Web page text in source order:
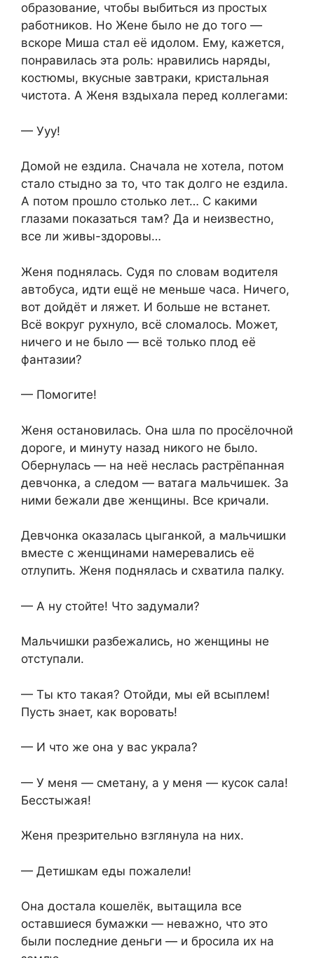
образование, чтобы выбиться из простых
работников. Но Жене было не до того —
вскоре Миша стал её идолом. Ему, кажется,
понравилась эта роль: нравились наряды,
костюмы, вкусные завтраки, кристальная
чистота. А Женя вздыхала перед коллегами:
— Ууу!
Домой не ездила. Сначала не хотела, потом
стало стыдно за то, что так долго не ездила.
А потом прошло столько лет… С какими
глазами показаться там? Да и неизвестно,
все ли живы-здоровы…
Женя поднялась. Судя по словам водителя
автобуса, идти ещё не меньше часа. Ничего,
вот дойдёт и ляжет. И больше не встанет.
Всё вокруг рухнуло, всё сломалось. Может,
ничего и не было — всё только плод её
фантазии?
— Помогите!
Женя остановилась. Она шла по просёлочной
дороге, и минуту назад никого не было.
Обернулась — на неё неслась растрёпанная
девчонка, а следом — ватага мальчишек. За
ними бежали две женщины. Все кричали.
Девчонка оказалась цыганкой, а мальчишки
вместе с женщинами намеревались её
отлупить. Женя поднялась и схватила палку.
— А ну стойте! Что задумали?
Мальчишки разбежались, но женщины не
отступали.
— Ты кто такая? Отойди, мы ей всыплем!
Пусть знает, как воровать!
— И что же она у вас украла?
— У меня — сметану, а у меня — кусок сала!
Бесстыжая!
Женя презрительно взглянула на них.
— Детишкам еды пожалели!
Она достала кошелёк, вытащила все
оставшиеся бумажки — неважно, что это
были последние деньги — и бросила их на